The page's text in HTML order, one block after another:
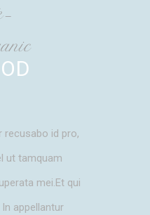
recusabo id pro,
ut tamquam
mei.Et qui
appellantur